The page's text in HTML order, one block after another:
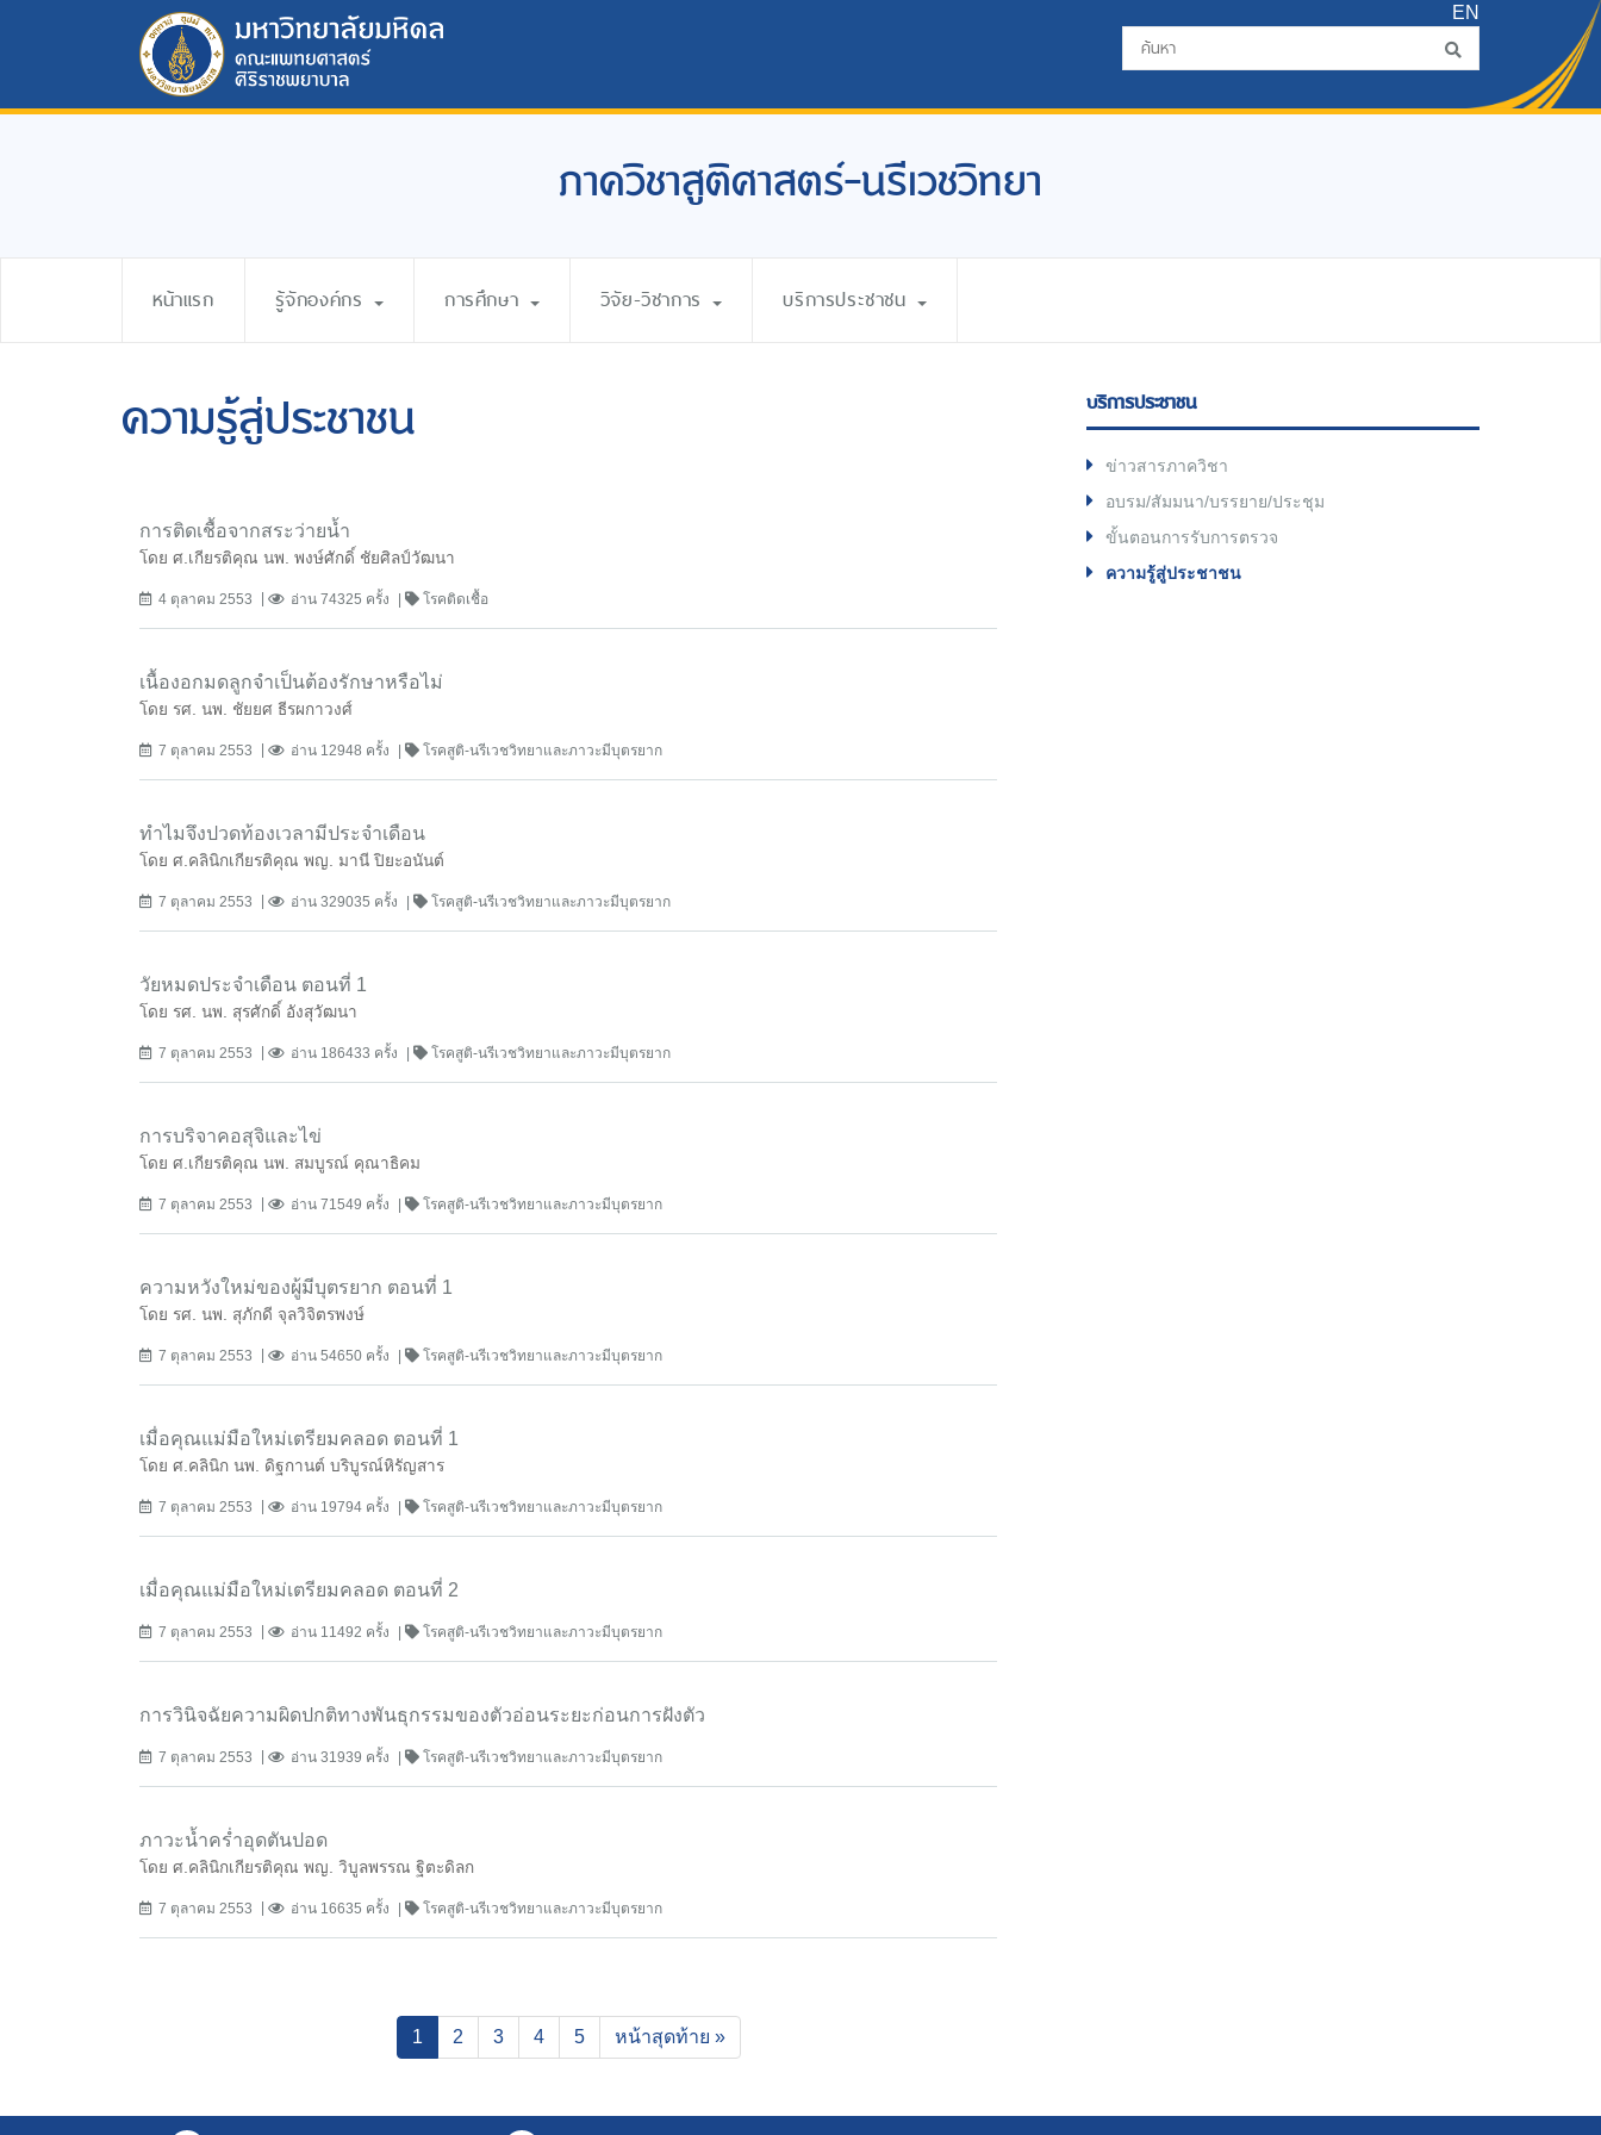
EN
ภาควิชาสูติศาสตร์-นรีเวชวิทยา
หน้าแรก รู้จักองค์กร การศึกษา วิจัย-วิชาการ บริการประชาชน
ความรู้สู่ประชาชน
การติดเชื้อจากสระว่ายน้ำ
โดย ศ.เกียรติคุณ นพ. พงษ์ศักดิ์ ชัยศิลป์วัฒนา
4 ตุลาคม 2553 อ่าน 74325 ครั้ง โรคติดเชื้อ
เนื้องอกมดลูกจำเป็นต้องรักษาหรือไม่
โดย รศ. นพ. ชัยยศ ธีรผกาวงศ์
7 ตุลาคม 2553 อ่าน 12948 ครั้ง โรคสูติ-นรีเวชวิทยาและภาวะมีบุตรยาก
ทำไมจึงปวดท้องเวลามีประจำเดือน
โดย ศ.คลินิกเกียรติคุณ พญ. มานี ปิยะอนันต์
7 ตุลาคม 2553 อ่าน 329035 ครั้ง โรคสูติ-นรีเวชวิทยาและภาวะมีบุตรยาก
วัยหมดประจำเดือน ตอนที่ 1
โดย รศ. นพ. สุรศักดิ์ อังสุวัฒนา
7 ตุลาคม 2553 อ่าน 186433 ครั้ง โรคสูติ-นรีเวชวิทยาและภาวะมีบุตรยาก
การบริจาคอสุจิและไข่
โดย ศ.เกียรติคุณ นพ. สมบูรณ์ คุณาธิคม
7 ตุลาคม 2553 อ่าน 71549 ครั้ง โรคสูติ-นรีเวชวิทยาและภาวะมีบุตรยาก
ความหวังใหม่ของผู้มีบุตรยาก ตอนที่ 1
โดย รศ. นพ. สุภักดี จุลวิจิตรพงษ์
7 ตุลาคม 2553 อ่าน 54650 ครั้ง โรคสูติ-นรีเวชวิทยาและภาวะมีบุตรยาก
เมื่อคุณแม่มือใหม่เตรียมคลอด ตอนที่ 1
โดย ศ.คลินิก นพ. ดิฐกานต์ บริบูรณ์หิรัญสาร
7 ตุลาคม 2553 อ่าน 19794 ครั้ง โรคสูติ-นรีเวชวิทยาและภาวะมีบุตรยาก
เมื่อคุณแม่มือใหม่เตรียมคลอด ตอนที่ 2
7 ตุลาคม 2553 อ่าน 11492 ครั้ง โรคสูติ-นรีเวชวิทยาและภาวะมีบุตรยาก
การวินิจฉัยความผิดปกติทางพันธุกรรมของตัวอ่อนระยะก่อนการฝังตัว
7 ตุลาคม 2553 อ่าน 31939 ครั้ง โรคสูติ-นรีเวชวิทยาและภาวะมีบุตรยาก
ภาวะน้ำคร่ำอุดตันปอด
โดย ศ.คลินิกเกียรติคุณ พญ. วิบูลพรรณ ฐิตะดิลก
7 ตุลาคม 2553 อ่าน 16635 ครั้ง โรคสูติ-นรีเวชวิทยาและภาวะมีบุตรยาก
1 (current)
2 3 4 5 หน้าสุดท้าย »
บริการประชาชน
ข่าวสารภาควิชา
อบรม/สัมมนา/บรรยาย/ประชุม
ขั้นตอนการรับการตรวจ
ความรู้สู่ประชาชน